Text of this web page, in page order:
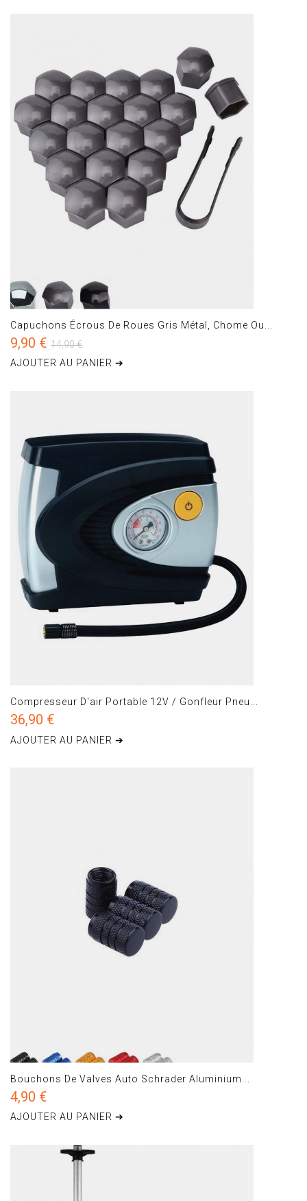
Capuchons Écrous De Roues Gris Métal, Chome Ou...
9,90 € 14,90 €
AJOUTER AU PANIER ➔
Compresseur D'air Portable 12V / Gonfleur Pneu...
36,90 €
AJOUTER AU PANIER ➔
Bouchons De Valves Auto Schrader Aluminium...
4,90 €
AJOUTER AU PANIER ➔